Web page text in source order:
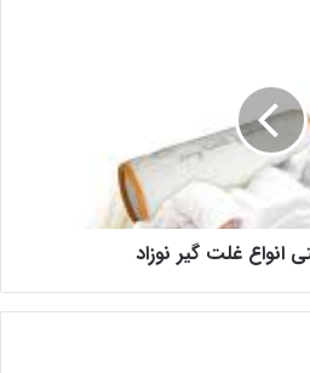
انواع غلت گیر نوزاد